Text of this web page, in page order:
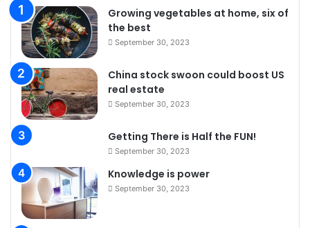
Growing vegetables at home, six of
the best
September 30, 2023
China stock swoon could boost US
real estate
September 30, 2023
Getting There is Half the FUN!
September 30, 2023
Knowledge is power
September 30, 2023